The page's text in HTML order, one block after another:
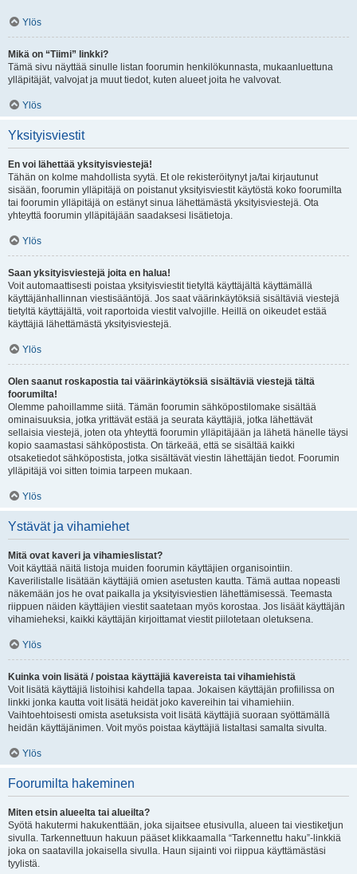
Ylös
Mikä on “Tiimi” linkki?
Tämä sivu näyttää sinulle listan foorumin henkilökunnasta, mukaanluettuna
ylläpitäjät, valvojat ja muut tiedot, kuten alueet joita he valvovat.
Ylös
Yksityisviestit
En voi lähettää yksityisviestejä!
Tähän on kolme mahdollista syytä. Et ole rekisteröitynyt ja/tai kirjautunut
sisään, foorumin ylläpitäjä on poistanut yksityisviestit käytöstä koko foorumilta
tai foorumin ylläpitäjä on estänyt sinua lähettämästä yksityisviestejä. Ota
yhteyttä foorumin ylläpitäjään saadaksesi lisätietoja.
Ylös
Saan yksityisviestejä joita en halua!
Voit automaattisesti poistaa yksityisviestit tietyltä käyttäjältä käyttämällä
käyttäjänhallinnan viestisääntöjä. Jos saat väärinkäytöksiä sisältäviä viestejä
tietyltä käyttäjältä, voit raportoida viestit valvojille. Heillä on oikeudet estää
käyttäjiä lähettämästä yksityisviestejä.
Ylös
Olen saanut roskapostia tai väärinkäytöksiä sisältäviä viestejä tältä
foorumilta!
Olemme pahoillamme siitä. Tämän foorumin sähköpostilomake sisältää
ominaisuuksia, jotka yrittävät estää ja seurata käyttäjiä, jotka lähettävät
sellaisia viestejä, joten ota yhteyttä foorumin ylläpitäjään ja lähetä hänelle täysi
kopio saamastasi sähköpostista. On tärkeää, että se sisältää kaikki
otsaketiedot sähköpostista, jotka sisältävät viestin lähettäjän tiedot. Foorumin
ylläpitäjä voi sitten toimia tarpeen mukaan.
Ylös
Ystävät ja vihamiehet
Mitä ovat kaveri ja vihamieslistat?
Voit käyttää näitä listoja muiden foorumin käyttäjien organisointiin.
Kaverilistalle lisätään käyttäjiä omien asetusten kautta. Tämä auttaa nopeasti
näkemään jos he ovat paikalla ja yksityisviestien lähettämisessä. Teemasta
riippuen näiden käyttäjien viestit saatetaan myös korostaa. Jos lisäät käyttäjän
vihamieheksi, kaikki käyttäjän kirjoittamat viestit piilotetaan oletuksena.
Ylös
Kuinka voin lisätä / poistaa käyttäjiä kavereista tai vihamiehistä
Voit lisätä käyttäjiä listoihisi kahdella tapaa. Jokaisen käyttäjän profiilissa on
linkki jonka kautta voit lisätä heidät joko kavereihin tai vihamiehiin.
Vaihtoehtoisesti omista asetuksista voit lisätä käyttäjiä suoraan syöttämällä
heidän käyttäjänimen. Voit myös poistaa käyttäjiä listaltasi samalta sivulta.
Ylös
Foorumilta hakeminen
Miten etsin alueelta tai alueilta?
Syötä hakutermi hakukenttään, joka sijaitsee etusivulla, alueen tai viestiketjun
sivulla. Tarkennettuun hakuun pääset klikkaamalla “Tarkennettu haku”-linkkiä
joka on saatavilla jokaisella sivulla. Haun sijainti voi riippua käyttämästäsi
tyylistä.